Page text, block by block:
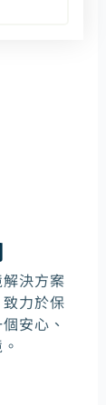
決方案
力於保
安心、